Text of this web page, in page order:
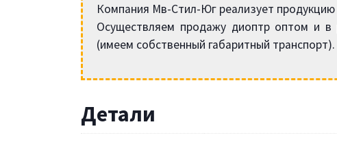
Компания Мв-Стил-Юг реализует
Осуществляем продажу диоптр оптом и
(имеем собственный габаритный транспорт).
Детали